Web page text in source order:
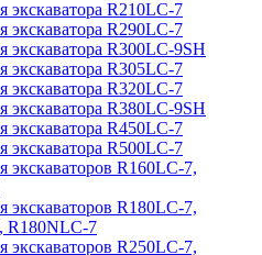
экскаватора R210LC-7
экскаватора R290LC-7
экскаватора R300LC-9SH
экскаватора R305LC-7
экскаватора R320LC-7
экскаватора R380LC-9SH
экскаватора R450LC-7
экскаватора R500LC-7
экскаваторов R160LC-7,
экскаваторов R180LC-7,
R180NLC-7
экскаваторов R250LC-7,